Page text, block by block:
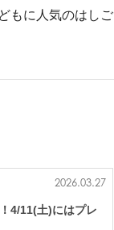
もに人気のはしご
2026.03.27
4/11(土)にはプレ